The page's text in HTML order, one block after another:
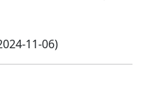
11-06)